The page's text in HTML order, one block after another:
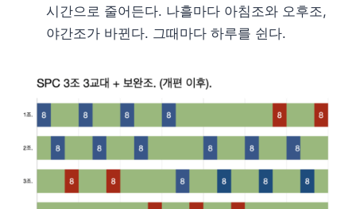
시간으로 줄어든다. 나흘마다 아침조와 오후조,
야간조가 바뀐다. 그때마다 하루를 쉰다.